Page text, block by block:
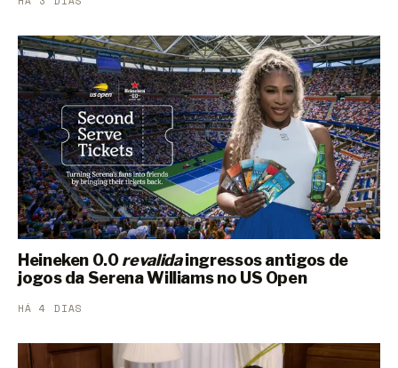
Heineken 0.0revalidaingressos antigos de
jogos da Serena Williams no US Open
HÁ 4 DIAS